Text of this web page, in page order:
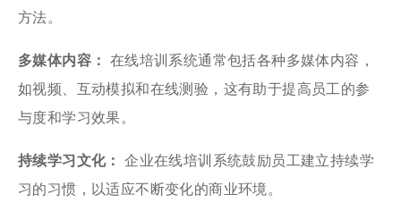
方法。
多媒体内容： 在线培训系统通常包括各种多媒体内容，
如视频、互动模拟和在线测验，这有助于提高员工的参
与度和学习效果。
持续学习文化： 企业在线培训系统鼓励员工建立持续学
习的习惯，以适应不断变化的商业环境。